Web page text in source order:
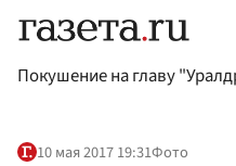
Покушение на главу
10 мая 2017 19:31Фото